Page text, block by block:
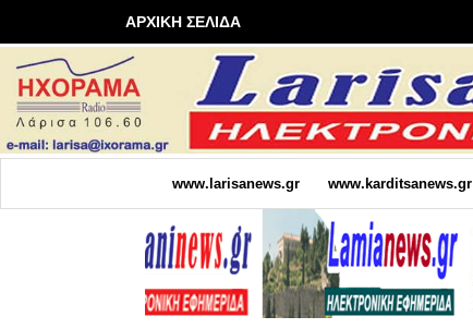
ΑΡΧΙΚΗ ΣΕΛΙΔΑ
www.larisanews.gr www.karditsanews.gr